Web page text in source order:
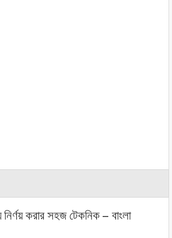
করার সহজ টেকনিক – বাংলা